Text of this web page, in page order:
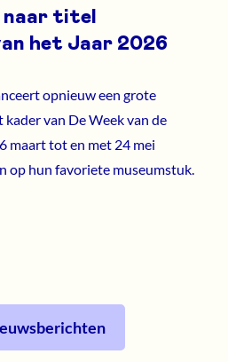
naar titel
het Jaar 2026
opnieuw een grote
van De Week van de
maart tot en met 24 mei
op hun favoriete museumstuk.